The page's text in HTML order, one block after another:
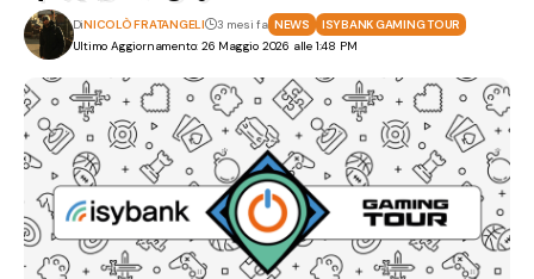
Ultimo Aggiornamento: 26 Maggio 2026 alle 1:48 PM
DiNICOLÒ FRATANGELI 3 mesi fa NEWS ISYBANK GAMING TOUR